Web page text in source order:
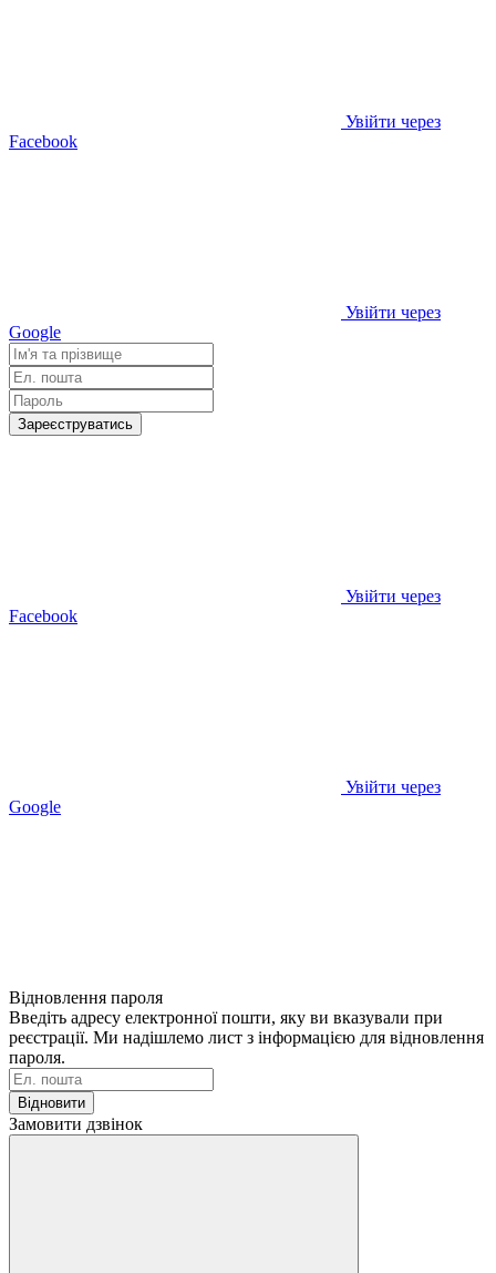
Увійти через
Facebook
Увійти через
Google
Зареєструватись
Увійти через
Facebook
Увійти через
Google
Відновлення пароля
Введіть адресу електронної пошти, яку ви вказували при
реєстрації. Ми надішлемо лист з інформацією для відновлення
пароля.
Відновити
Замовити дзвінок